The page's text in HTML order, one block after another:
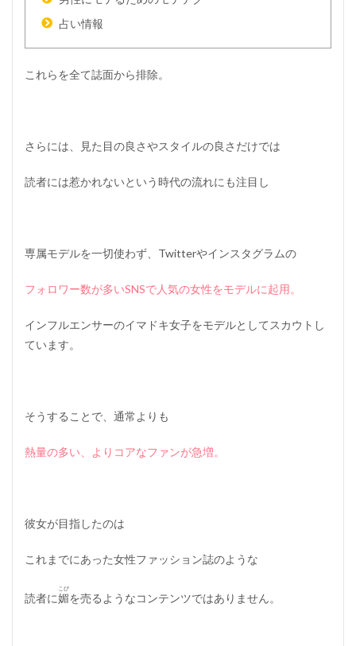
占い情報
これらを全て誌面から排除。
さらには、見た目の良さやスタイルの良さだけでは
読者には惹かれないという時代の流れにも注目し
専属モデルを一切使わず、Twitterやインスタグラムの
フォロワー数が多いSNSで人気の女性をモデルに起用。
インフルエンサーのイマドキ女子をモデルとしてスカウトし
ています。
そうすることで、通常よりも
熱量の多い、よりコアなファンが急増。
彼女が目指したのは
これまでにあった女性ファッション誌のような
読者に媚
こび
を売るようなコンテンツではありません。